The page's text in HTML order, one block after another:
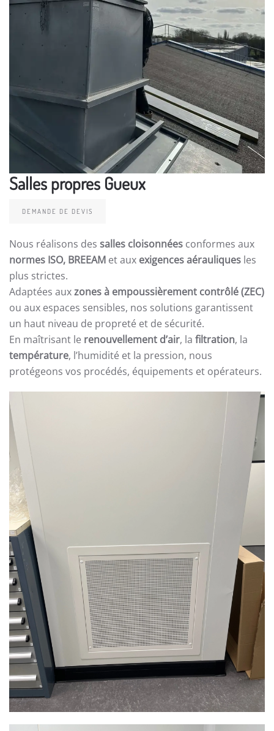
Salles propres Gueux
DEMANDE DE DEVIS
Nous réalisons des salles cloisonnées conformes aux
normes ISO, BREEAM et aux exigences aérauliques les
plus strictes.
Adaptées auxzones à empoussièrement contrôlé (ZEC)
ou aux espaces sensibles, nos solutions garantissent
un haut niveau de propreté et de sécurité.
En maîtrisant le renouvellement d’air, la filtration, la
température, l’humidité et la pression, nous
protégeons vos procédés, équipements et opérateurs.